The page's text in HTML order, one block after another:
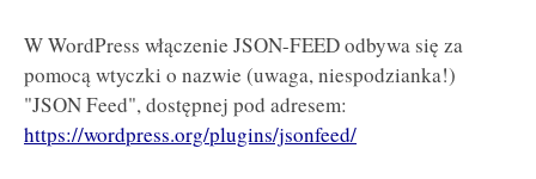
W WordPress włączenie JSON-FEED odbywa się za
pomocą wtyczki o nazwie (uwaga, niespodzianka!)
"JSON Feed", dostępnej pod adresem:
https://wordpress.org/plugins/jsonfeed/